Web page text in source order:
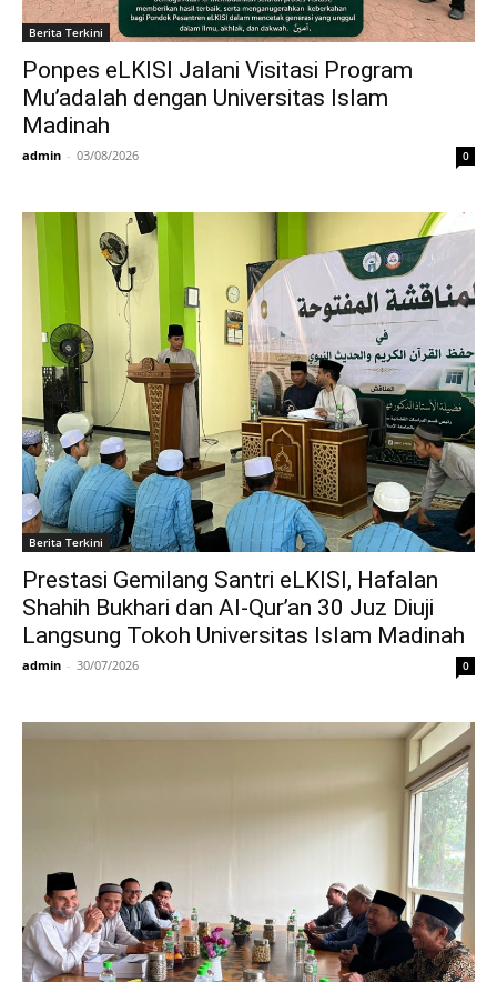
Berita Terkini
Ponpes eLKISI Jalani Visitasi Program
Mu’adalah dengan Universitas Islam
Madinah
admin - 03/08/2026 0
Berita Terkini
Prestasi Gemilang Santri eLKISI, Hafalan
Shahih Bukhari dan Al-Qur’an 30 Juz Diuji
Langsung Tokoh Universitas Islam Madinah
admin - 30/07/2026 0